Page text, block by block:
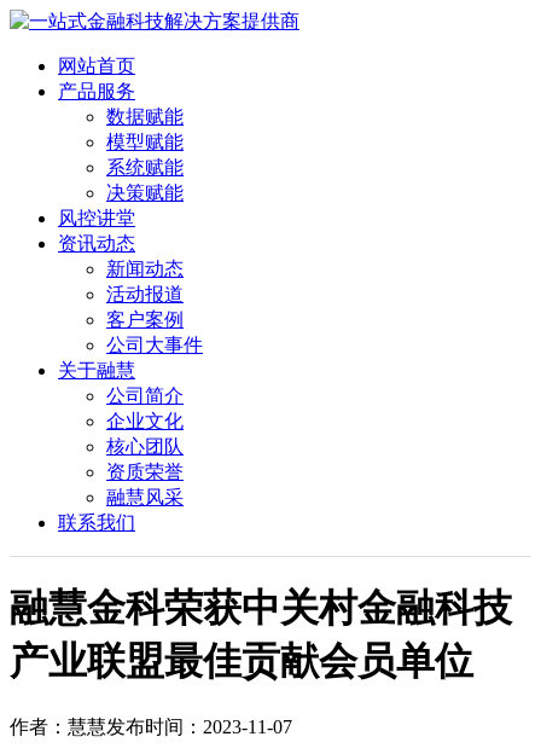
网站首页
产品服务
数据赋能
模型赋能
系统赋能
决策赋能
风控讲堂
资讯动态
新闻动态
活动报道
客户案例
公司大事件
关于融慧
公司简介
企业文化
核心团队
资质荣誉
融慧风采
联系我们
融慧金科荣获中关村金融科技
产业联盟最佳贡献会员单位
作者：慧慧发布时间：2023-11-07